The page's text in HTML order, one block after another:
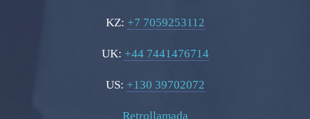
KZ: +7 7059253112
UK: +44 7441476714
US: +130 39702072
Retrollamada